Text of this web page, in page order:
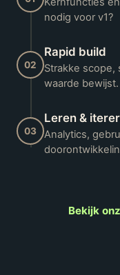
nodig voor v1?
02
Rapid build
Strakke scope,
waarde bewijst.
03
Leren &
Analytics,
Bekijk